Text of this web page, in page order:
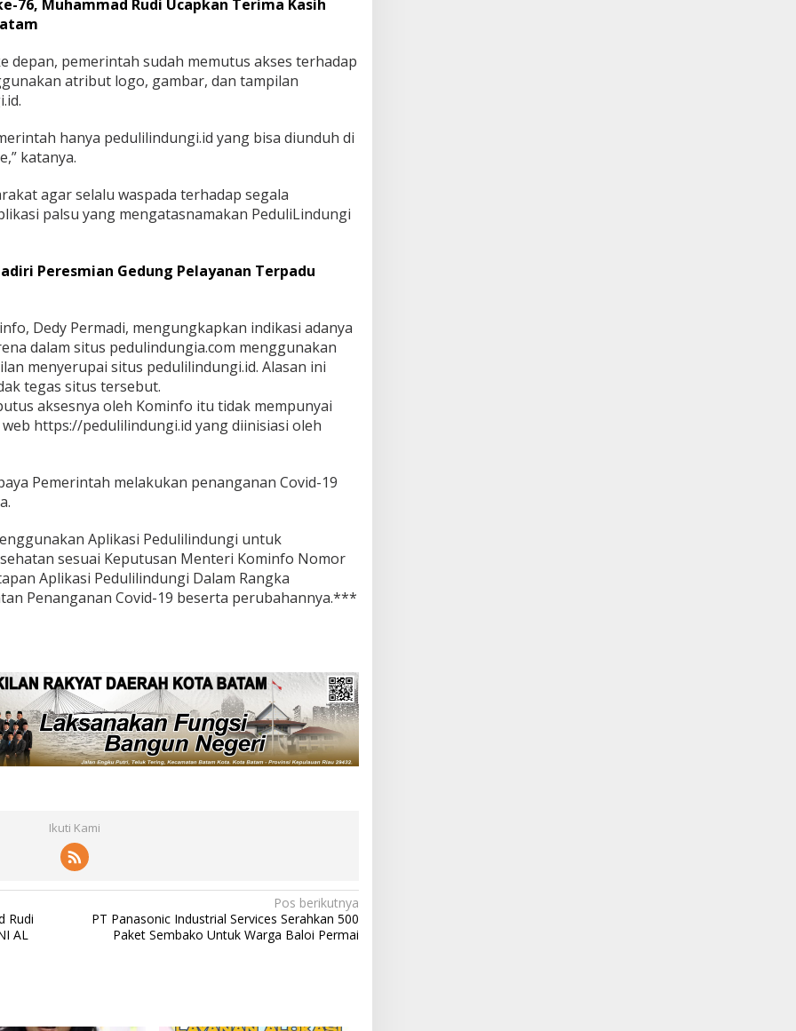
76, Muhammad Rudi Ucapkan Terima Kasih
depan, pemerintah sudah memutus akses terhadap
atribut logo, gambar, dan tampilan
hanya pedulilindungi.id yang bisa diunduh di
katanya.
agar selalu waspada terhadap segala
palsu yang mengatasnamakan PeduliLindungi
Peresmian Gedung Pelayanan Terpadu
Dedy Permadi, mengungkapkan indikasi adanya
dalam situs pedulindungia.com menggunakan
menyerupai situs pedulilindungi.id. Alasan ini
tegas situs tersebut.
aksesnya oleh Kominfo itu tidak mempunyai
https://pedulilindungi.id yang diinisiasi oleh
Pemerintah melakukan penanganan Covid-19
Aplikasi Pedulilindungi untuk
sesuai Keputusan Menteri Kominfo Nomor
Aplikasi Pedulilindungi Dalam Rangka
Penanganan Covid-19 beserta perubahannya.***
Ikuti Kami
Rudi
AL
Pos berikutnya
PT Panasonic Industrial Services Serahkan 500
Paket Sembako Untuk Warga Baloi Permai